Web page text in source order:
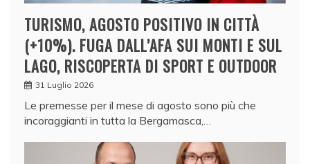
TURISMO, AGOSTO POSITIVO IN CITTÀ
(+10%). FUGA DALL’AFA SUI MONTI E SUL
LAGO, RISCOPERTA DI SPORT E OUTDOOR
31 Luglio 2026
Le premesse per il mese di agosto sono più che
incoraggianti in tutta la Bergamasca,…